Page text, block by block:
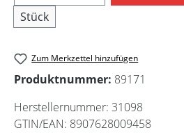
Stück
Zum Merkzettel hinzufügen
Produktnummer: 89171
Herstellernummer: 31098
GTIN/EAN: 8907628009458